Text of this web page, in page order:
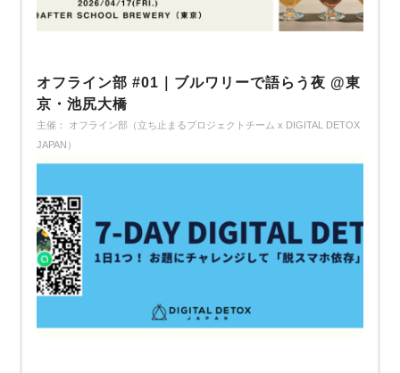
オフライン部 #01｜ブルワリーで語らう夜 @東
京・池尻大橋
主催： オフライン部（立ち止まるプロジェクトチーム x DIGITAL DETOX
JAPAN）